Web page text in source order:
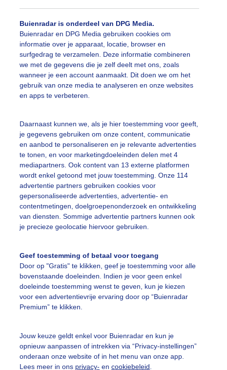
Buienradar is onderdeel van DPG Media.
Buienradar en DPG Media gebruiken cookies om
informatie over je apparaat, locatie, browser en
surfgedrag te verzamelen. Deze informatie combineren
we met de gegevens die je zelf deelt met ons, zoals
wanneer je een account aanmaakt. Dit doen we om het
gebruik van onze media te analyseren en onze websites
en apps te verbeteren.
Daarnaast kunnen we, als je hier toestemming voor geeft,
je gegevens gebruiken om onze content, communicatie
en aanbod te personaliseren en je relevante advertenties
te tonen, en voor marketingdoeleinden delen met 4
mediapartners. Ook content van 13 externe platformen
wordt enkel getoond met jouw toestemming. Onze 114
advertentie partners gebruiken cookies voor
gepersonaliseerde advertenties, advertentie- en
contentmetingen, doelgroepenonderzoek en ontwikkeling
van diensten. Sommige advertentie partners kunnen ook
je precieze geolocatie hiervoor gebruiken.
Geef toestemming of betaal voor toegang
Door op "Gratis" te klikken, geef je toestemming voor alle
bovenstaande doeleinden. Indien je voor geen enkel
doeleinde toestemming wenst te geven, kun je kiezen
voor een advertentievrije ervaring door op “Buienradar
Premium” te klikken.
Jouw keuze geldt enkel voor Buienradar en kun je
opnieuw aanpassen of intrekken via “Privacy-instellingen”
onderaan onze website of in het menu van onze app.
Lees meer in ons privacy- en cookiebeleid
zon is nog niet op, al wel een gekleurde lucht met wat
mist
Hogebewolking Zonsopkomst
slideshow
vragen
Mijn weer